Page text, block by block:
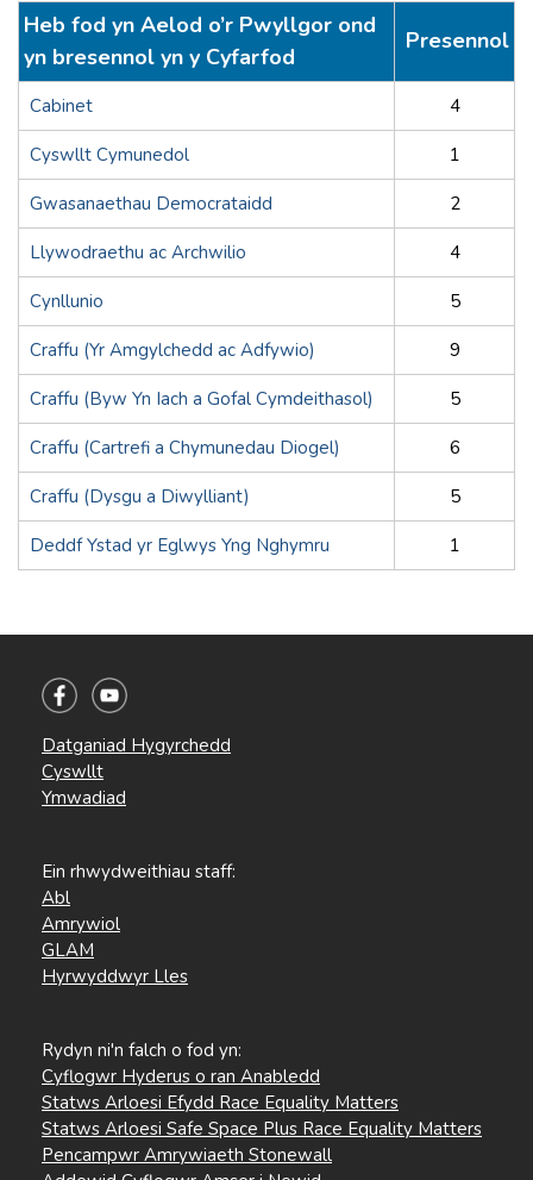
Heb fod yn Aelod o’r Pwyllgor ond
yn bresennol yn y Cyfarfod
Presennol
Cabinet 4
Cyswllt Cymunedol 1
Gwasanaethau Democrataidd 2
Llywodraethu ac Archwilio 4
Cynllunio 5
Craffu (Yr Amgylchedd ac Adfywio) 9
Craffu (Byw Yn Iach a Gofal Cymdeithasol) 5
Craffu (Cartrefi a Chymunedau Diogel) 6
Craffu (Dysgu a Diwylliant) 5
Deddf Ystad yr Eglwys Yng Nghymru 1
Datganiad Hygyrchedd
Cyswllt
Ymwadiad
Ein rhwydweithiau staff:
Abl
Amrywiol
GLAM
Hyrwyddwyr Lles
Rydyn ni'n falch o fod yn:
Cyflogwr Hyderus o ran Anabledd
Statws Arloesi Efydd Race Equality Matters
Statws Arloesi Safe Space Plus Race Equality Matters
Pencampwr Amrywiaeth Stonewall